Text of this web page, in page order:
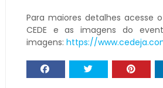
Para maiores detalhes acesse
CEDE e as imagens do
imagens: https://